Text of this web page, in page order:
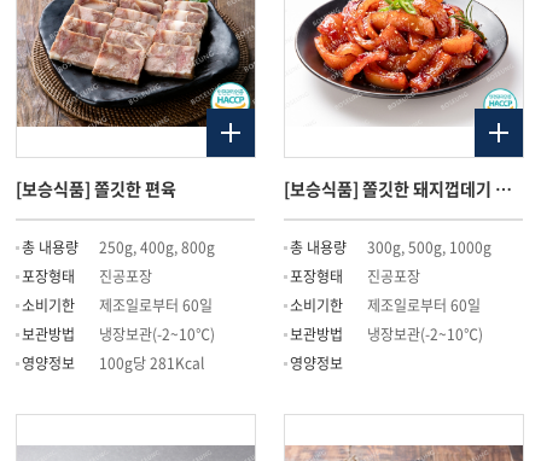
[보승식품] 쫄깃한 편육
총 내용량
250g, 400g, 800g
포장형태
진공포장
소비기한
제조일로부터 60일
보관방법
냉장보관(-2~10℃)
영양정보
100g당 281Kcal
[보승식품] 쫄깃한 돼지껍데기 볶음
총 내용량
300g, 500g, 1000g
포장형태
진공포장
소비기한
제조일로부터 60일
보관방법
냉장보관(-2~10℃)
영양정보